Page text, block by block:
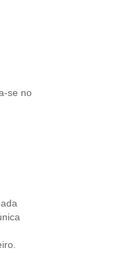
se no